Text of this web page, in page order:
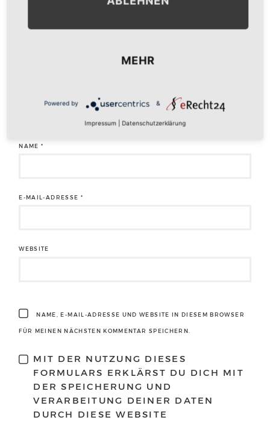
NAME*
E-MAIL-ADRESSE *
WEBSITE
NAME, E-MAIL-ADRESSE UND WEBSITE IN DIESEM BROWSER
FÜR MEINEN NÄCHSTEN KOMMENTAR SPEICHERN.
MIT DER NUTZUNG DIESES
FORMULARS ERKLÄRST DU DICH MIT
DER SPEICHERUNG UND
VERARBEITUNG DEINER DATEN
DURCH DIESE WEBSITE
MEHR
Powered by &
Impressum Datenschutzerklärung